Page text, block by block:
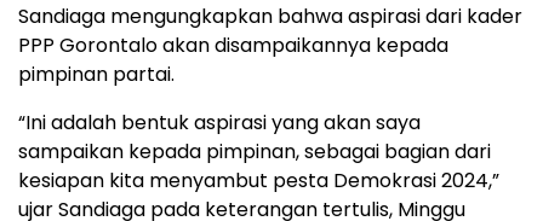
Sandiaga mengungkapkan bahwa aspirasi dari kader
PPP Gorontalo akan disampaikannya kepada
pimpinan partai.
“Ini adalah bentuk aspirasi yang akan saya
sampaikan kepada pimpinan, sebagai bagian dari
kesiapan kita menyambut pesta Demokrasi 2024,”
ujar Sandiaga pada keterangan tertulis, Minggu